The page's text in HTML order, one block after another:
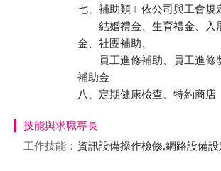
七、補助類﹝依公司與工會規
結婚禮金、生育禮金、入
金、社團補助、
員工進修補助、員工進修
補助金
八、定期健康檢查、特約商店
技能與求職專長
工作技能： 資訊設備操作檢修,網路設備設